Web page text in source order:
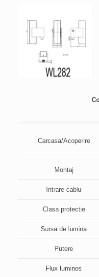
Carcasa/Acoperire
Montaj
Intrare cablu
Clasa protectie
Sursa de lumina
Putere
Flux luminos